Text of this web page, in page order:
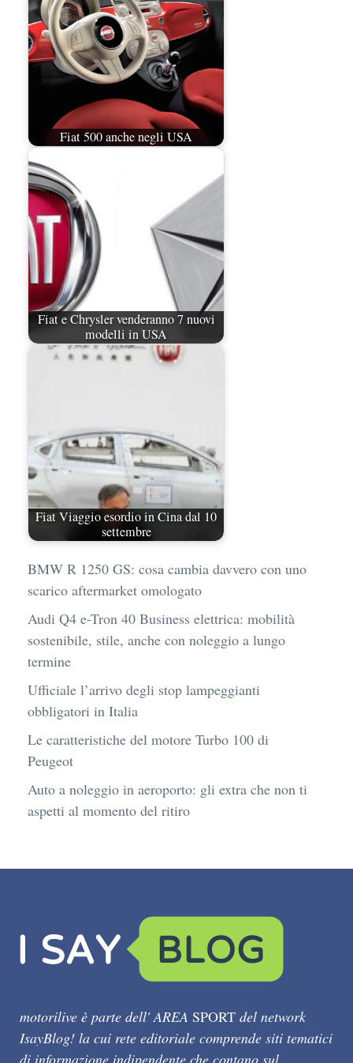
Fiat 500 anche negli USA
Fiat e Chrysler venderanno 7 nuovi
modelli in USA
Fiat Viaggio esordio in Cina dal 10
settembre
BMW R 1250 GS: cosa cambia davvero con uno
scarico aftermarket omologato
Audi Q4 e-Tron 40 Business elettrica: mobilità
sostenibile, stile, anche con noleggio a lungo
termine
Ufficiale l’arrivo degli stop lampeggianti
obbligatori in Italia
Le caratteristiche del motore Turbo 100 di
Peugeot
Auto a noleggio in aeroporto: gli extra che non ti
aspetti al momento del ritiro
motorilive è parte dell' AREA SPORT del network
IsayBlog! la cui rete editoriale comprende siti tematici
di informazione indipendente che contano sul